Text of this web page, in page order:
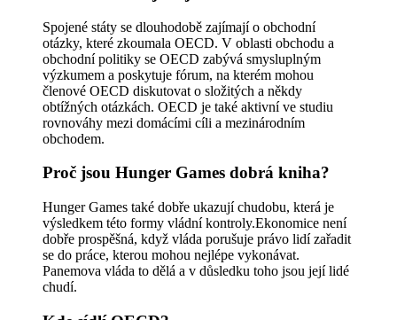
Spojené státy se dlouhodobě zajímají o obchodní
otázky, které zkoumala OECD. V oblasti obchodu a
obchodní politiky se OECD zabývá smysluplným
výzkumem a poskytuje fórum, na kterém mohou
členové OECD diskutovat o složitých a někdy
obtížných otázkách. OECD je také aktivní ve studiu
rovnováhy mezi domácími cíli a mezinárodním
obchodem.
Proč jsou Hunger Games dobrá kniha?
Hunger Games také dobře ukazují chudobu, která je
výsledkem této formy vládní kontroly.Ekonomice není
dobře prospěšná, když vláda porušuje právo lidí zařadit
se do práce, kterou mohou nejlépe vykonávat.
Panemova vláda to dělá a v důsledku toho jsou její lidé
chudí.